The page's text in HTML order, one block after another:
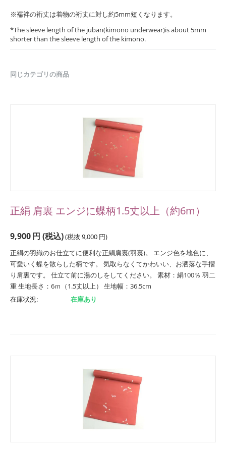
※襦袢の裄丈は着物の裄丈に対し約5mm短くなります。
*The sleeve length of the juban(kimono underwear)is about 5mm
shorter than the sleeve length of the kimono.
同じカテゴリの商品
正絹 肩裏 エンジに蝶柄1.5丈以上（約6m）
9,900円 (税込)(税抜 9,000 円)
正絹の羽織のお仕立てに便利な正絹肩裏(羽裏)。 エンジ色を地色に、
可愛いく蝶を散らした柄です。 気取らなくてかわいい、お洒落な手摺
り肩裏です。 仕立て前に湯のしをしてください。 素材：絹100％ 羽二
重 生地長さ：6ｍ（1.5丈以上） 生地幅：36.5cm
在庫状況:
在庫あり